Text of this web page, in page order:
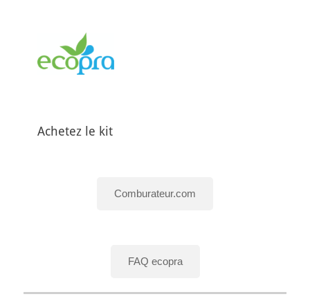
Achetez le kit
Comburateur.com
FAQ ecopra